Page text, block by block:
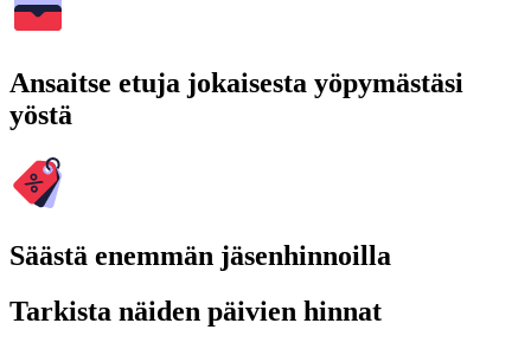
Ansaitse etuja jokaisesta yöpymästäsi
yöstä
Säästä enemmän jäsenhinnoilla
Tarkista näiden päivien hinnat